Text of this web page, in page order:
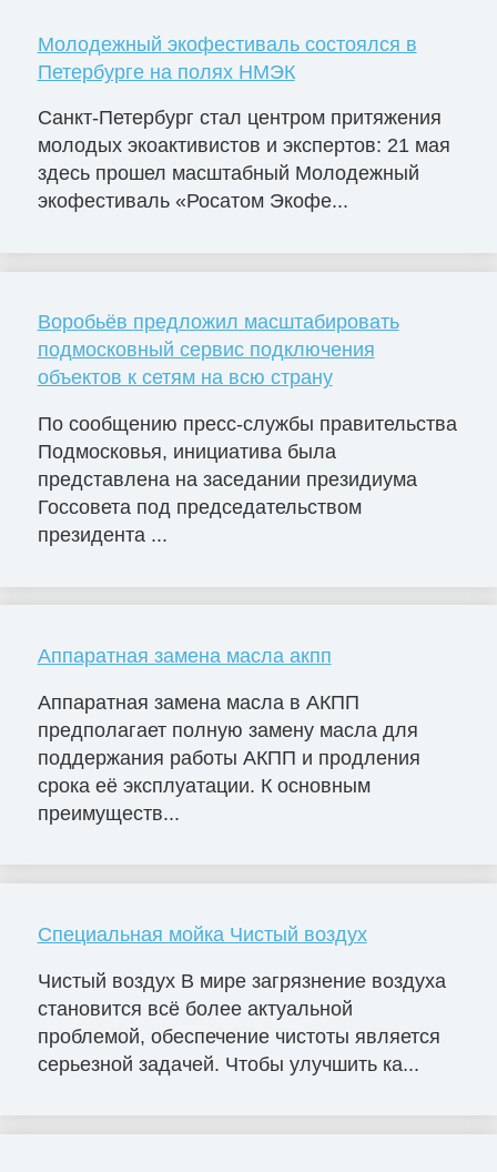
Молодежный экофестиваль состоялся в
Петербурге на полях НМЭК
Санкт-Петербург стал центром притяжения
молодых экоактивистов и экспертов: 21 мая
здесь прошел масштабный Молодежный
экофестиваль «Росатом Экофе...
Воробьёв предложил масштабировать
подмосковный сервис подключения
объектов к сетям на всю страну
По сообщению пресс-службы правительства
Подмосковья, инициатива была
представлена на заседании президиума
Госсовета под председательством
президента ...
Аппаратная замена масла акпп
Аппаратная замена масла в АКПП
предполагает полную замену масла для
поддержания работы АКПП и продления
срока её эксплуатации. К основным
преимуществ...
Специальная мойка Чистый воздух
Чистый воздух В мире загрязнение воздуха
становится всё более актуальной
проблемой, обеспечение чистоты является
серьезной задачей. Чтобы улучшить ка...